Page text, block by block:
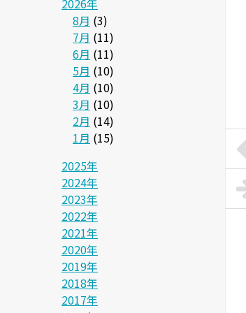
2026年
8月 (3)
7月 (11)
6月 (11)
5月 (10)
4月 (10)
3月 (10)
2月 (14)
1月 (15)
2025年
2024年
2023年
2022年
2021年
2020年
2019年
2018年
2017年